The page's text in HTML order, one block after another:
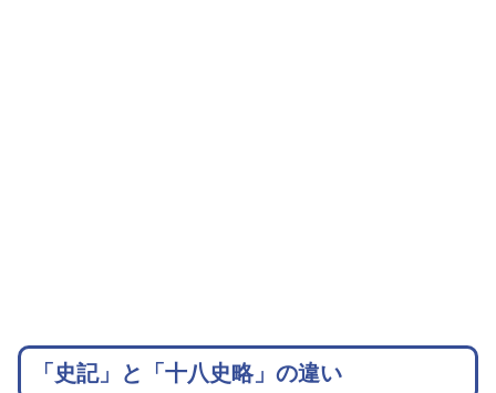
「史記」と「十八史略」の違い